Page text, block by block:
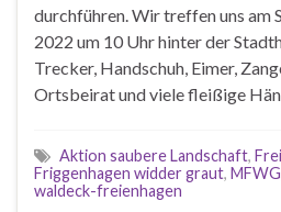
durchführen. Wir treffen uns am
2022 um 10 Uhr hinter der
Trecker, Handschuh, Eimer,
Ortsbeirat und viele fleißige
Aktion saubere Landschaft,
Friggenhagen widder graut, MFWG
waldeck-freienhagen